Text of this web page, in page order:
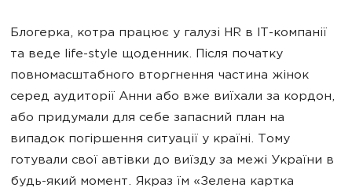
Блогерка, котра працює у галузі HR в IT-компанії
та веде life-style щоденник. Після початку
повномасштабного вторгнення частина жінок
серед аудиторії Анни або вже виїхали за кордон,
або придумали для себе запасний план на
випадок погіршення ситуації у країні. Тому
готували свої автівки до виїзду за межі України в
будь-який момент. Якраз їм «Зелена картка